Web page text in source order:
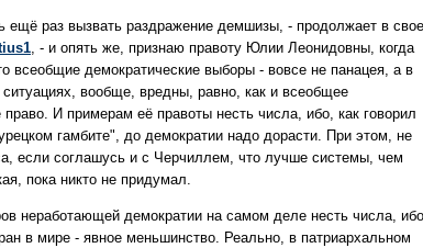
ещё раз вызвать раздражение демшизы, - продолжает в
, - и опять же, признаю правоту Юлии Леонидовны, когда
всеобщие демократические выборы - вовсе не панацея, а в
вообще, вредны, равно, как и всеобщее
право. И примерам её правоты несть числа, ибо, как говорил
гамбите", до демократии надо дорасти. При этом, не
если соглашусь и с Черчиллем, что лучше системы, чем
пока никто не придумал.
неработающей демократии на самом деле несть числа, ибо
в мире - явное меньшинство. Реально, в патриархальном